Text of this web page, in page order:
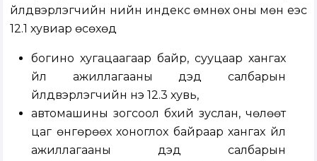
үйлдвэрлэгчийн үнийн индекс өмнөх оны мөн үеэс
12.1 хувиар өсөхөд
богино хугацаагаар байр, сууцаар хангах
үйл ажиллагааны дэд салбарын
үйлдвэрлэгчийн үнэ 12.3 хувь,
автомашины зогсоол бүхий зуслан, чөлөөт
цаг өнгөрөөх хоноглох байраар хангах үйл
ажиллагааны дэд салбарын